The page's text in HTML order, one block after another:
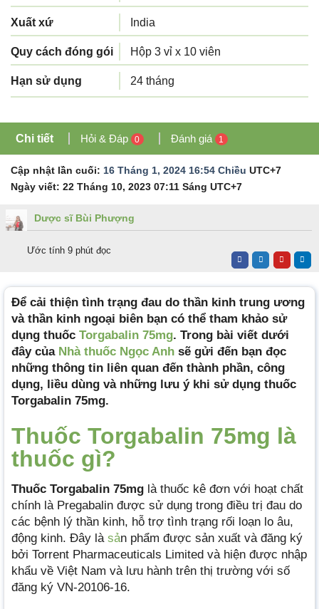
Xuất xứ India
Quy cách đóng gói Hộp 3 vỉ x 10 viên
Hạn sử dụng 24 tháng
Chi tiết Hỏi & Đáp 0 Đánh giá 1
Cập nhật lần cuối: 16 Tháng 1, 2024 16:54 Chiều UTC+7
Ngày viết: 22 Tháng 10, 2023 07:11 Sáng UTC+7
Dược sĩ Bùi Phượng
Ước tính 9 phút đọc
Để cải thiện tình trạng đau do thần kinh trung ương
và thần kinh ngoại biên bạn có thể tham khảo sử
dụng thuốc Torgabalin 75mg. Trong bài viết dưới
đây của Nhà thuốc Ngọc Anh sẽ gửi đến bạn đọc
những thông tin liên quan đến thành phần, công
dụng, liều dùng và những lưu ý khi sử dụng thuốc
Torgabalin 75mg.
Thuốc Torgabalin 75mg là
thuốc gì?
Thuốc Torgabalin 75mg là thuốc kê đơn với hoạt chất
chính là Pregabalin được sử dụng trong điều trị đau do
các bệnh lý thần kinh, hỗ trợ tình trạng rối loạn lo âu,
động kinh. Đây là sản phẩm được sản xuất và đăng ký
bởi Torrent Pharmaceuticals Limited và hiện được nhập
khẩu về Việt Nam và lưu hành trên thị trường với số
đăng ký VN-20106-16.